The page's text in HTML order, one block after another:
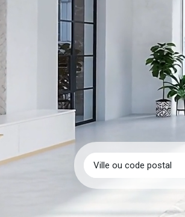
Ville ou code postal